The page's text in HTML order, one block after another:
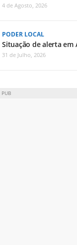
4 de Agosto, 2026
PODER LOCAL
Situação de alerta em
31 de Julho, 2026
PUB